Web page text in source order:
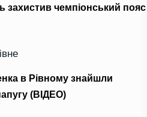
захистив чемпіонський пояс
в Рівному знайшли
(ВІДЕО)